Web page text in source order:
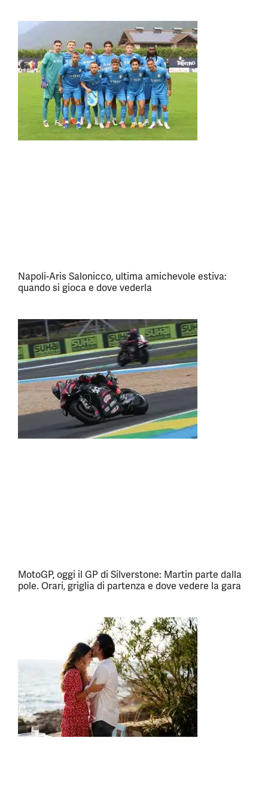
Napoli-Aris Salonicco, ultima amichevole estiva:
quando si gioca e dove vederla
MotoGP, oggi il GP di Silverstone: Martin parte dalla
pole. Orari, griglia di partenza e dove vedere la gara